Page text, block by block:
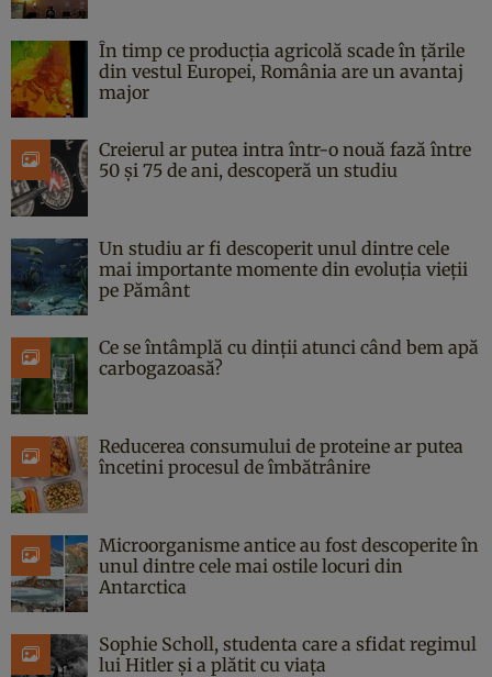
În timp ce producția agricolă scade în țările
din vestul Europei, România are un avantaj
major
Creierul ar putea intra într-o nouă fază între
50 și 75 de ani, descoperă un studiu
Un studiu ar fi descoperit unul dintre cele
mai importante momente din evoluția vieții
pe Pământ
Ce se întâmplă cu dinții atunci când bem apă
carbogazoasă?
Reducerea consumului de proteine ar putea
încetini procesul de îmbătrânire
Microorganisme antice au fost descoperite în
unul dintre cele mai ostile locuri din
Antarctica
Sophie Scholl, studenta care a sfidat regimul
lui Hitler și a plătit cu viața